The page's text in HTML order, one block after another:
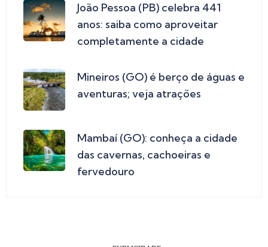
João Pessoa (PB) celebra 441
anos: saiba como aproveitar
completamente a cidade
Mineiros (GO) é berço de águas e
aventuras; veja atrações
Mambaí (GO): conheça a cidade
das cavernas, cachoeiras e
fervedouro